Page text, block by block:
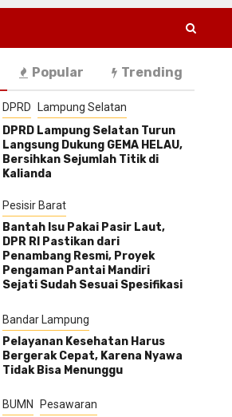
Popular Trending
DPRD Lampung Selatan
DPRD Lampung Selatan Turun
Langsung Dukung GEMA HELAU,
Bersihkan Sejumlah Titik di
Kalianda
Pesisir Barat
Bantah Isu Pakai Pasir Laut,
DPR RI Pastikan dari
Penambang Resmi, Proyek
Pengaman Pantai Mandiri
Sejati Sudah Sesuai Spesifikasi
Bandar Lampung
Pelayanan Kesehatan Harus
Bergerak Cepat, Karena Nyawa
Tidak Bisa Menunggu
BUMN Pesawaran